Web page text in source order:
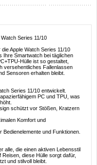
Series 11/10
Apple Watch Series 11/10
Ihre Smartwatch bei täglichen
Hülle ist so gestaltet,
versehentliches Fallenlassen
Sensoren erhalten bleibt.
Series 11/10 entwickelt.
PC und TPU, was
schützt vor Stößen, Kratzern
Komfort und
und Funktionen.
alle, die einen aktiven Lebensstil
diese Hülle sorgt dafür,
und stilvoll bleibt.